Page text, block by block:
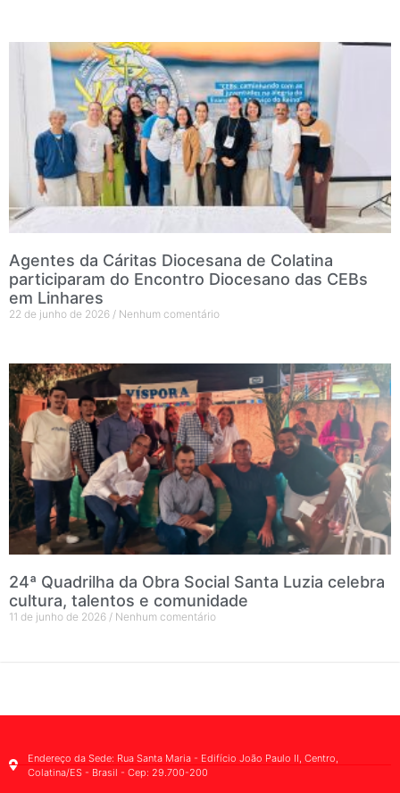
Agentes da Cáritas Diocesana de Colatina
participaram do Encontro Diocesano das CEBs
em Linhares
22 de junho de 2026 Nenhum comentário
24ª Quadrilha da Obra Social Santa Luzia celebra
cultura, talentos e comunidade
11 de junho de 2026 Nenhum comentário
Endereço da Sede: Rua Santa Maria - Edifício João Paulo II, Centro,
Colatina/ES - Brasil - Cep: 29.700-200